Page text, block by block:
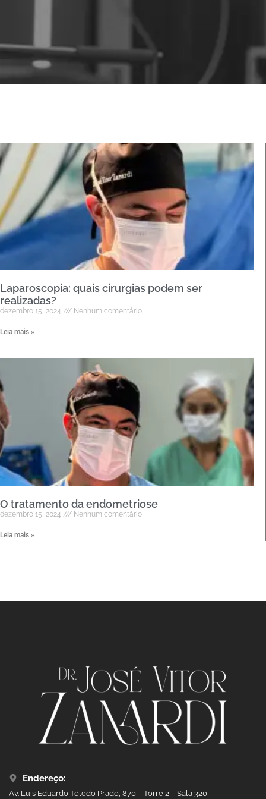
Laparoscopia: quais cirurgias podem ser
realizadas?
dezembro 15, 2024 Nenhum comentário
Leia mais »
O tratamento da endometriose
dezembro 15, 2024 Nenhum comentário
Leia mais »
Endereço:
Av. Luis Eduardo Toledo Prado, 870 – Torre 2 – Sala 320